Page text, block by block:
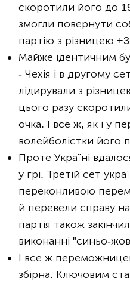
скоротили його до
змогли повернути
партію з різницею
Майже ідентичним
- Чехія і в другому
лідирували з
цього разу
очка. І все ж, як і у
волейболістки його
Проте Україні
у грі. Третій сет
переконливою
й перевели справу
партія також
виконанні "синьо-
І все ж
збірна. Ключовим